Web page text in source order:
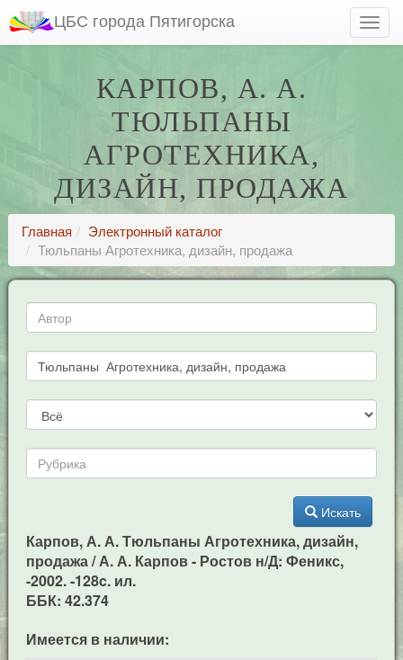
ЦБС города Пятигорска
КАРПОВ, А. А.
ТЮЛЬПАНЫ
АГРОТЕХНИКА,
ДИЗАЙН, ПРОДАЖА
Главная
Электронный каталог
Тюльпаны Агротехника, дизайн, продажа
Искать
Карпов, А. А. Тюльпаны Агротехника, дизайн,
продажа / А. А. Карпов - Ростов н/Д: Феникс,
-2002. -128c. ил.
ББК: 42.374
Имеется в наличии: